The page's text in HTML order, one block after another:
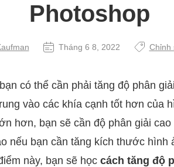
Photoshop
Tháng 6 8, 2022 Chỉnh
có thể cần phải tăng độ phân
vào các khía cạnh tốt hơn của
hơn, bạn sẽ cần độ phân giải
nếu bạn cần tăng kích thước hình
này, bạn sẽ học cách tăng độ